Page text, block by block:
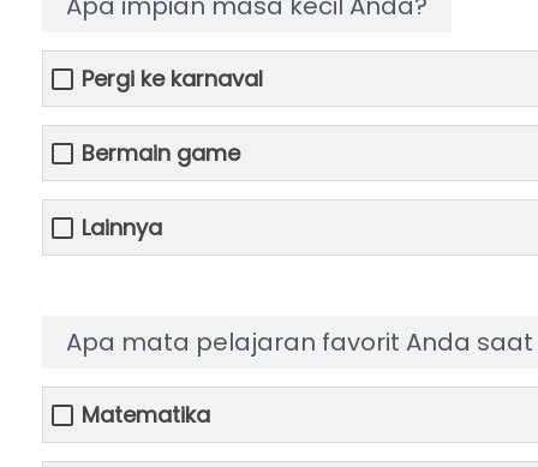
Pergi ke karnaval
Bermain game
Lainnya
Apa mata pelajaran favorit Anda saat
Matematika